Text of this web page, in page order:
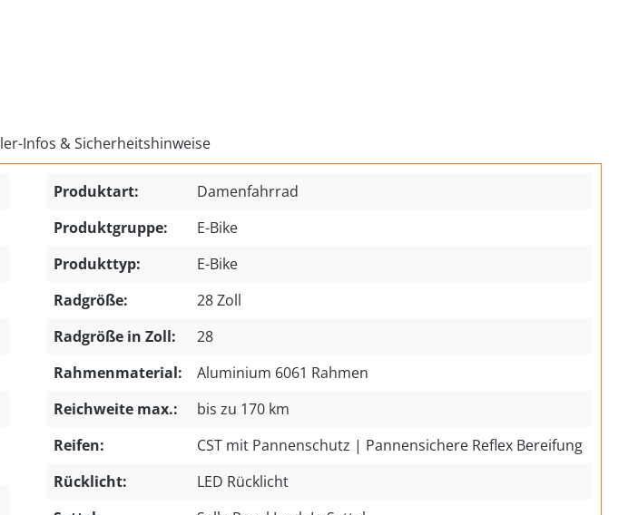
Infos & Sicherheitshinweise
Produktart:
Damenfahrrad
Produktgruppe:
E-Bike
Produkttyp:
E-Bike
Radgröße:
28 Zoll
Radgröße in Zoll:
28
Rahmenmaterial:
Aluminium 6061 Rahmen
Reichweite max.:
bis zu 170 km
Reifen:
CST mit Pannenschutz | Pannensichere Reflex Bereifung
Rücklicht:
LED Rücklicht